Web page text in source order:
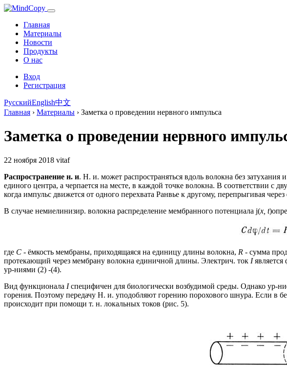
Главная
Материалы
Новости
Продукты
О нас
Вход
Регистрация
РусскийEnglish中文
Главная › Материалы › Заметка о проведении нервного импульса
Заметка о проведении нервного
22 ноября 2018 vitaf
Распространение н. и. Н. и. может распространяться вдоль волокна без затухания
единого центра, а черпается на месте, в каждой точке волокна. В соответствии с
когда импульс движется от одного перехвата Ранвье к другому, перепрыгивая
В случае немиелинизир. волокна распределение мембранного потенциала j(x, t
где С - ёмкость мембраны, приходящаяся на единицу длины волокна, R - сумма
протекающий через мембрану волокна единичной длины. Электрич. ток Iявляется
ур-ниями (2) -(4).
Вид функционала Iспецифичен для биологически возбудимой среды. Однако ур-
горения. Поэтому передачу Н. и. уподобляют горению порохового шнура. Если в
происходит при помощи т. н. локальных токов (рис. 5).